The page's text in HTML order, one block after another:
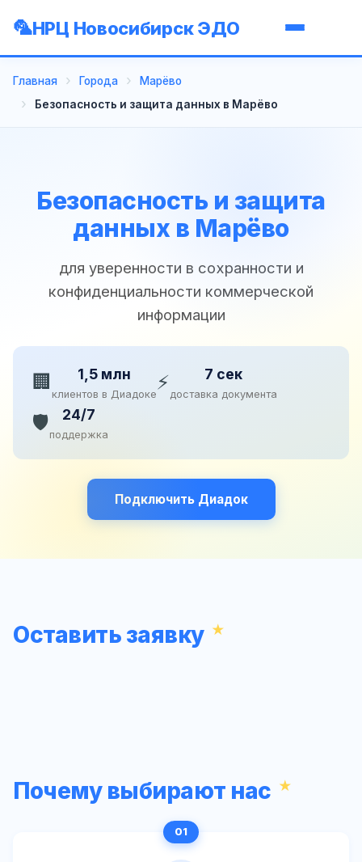
НРЦ Новосибирск ЭДО
Главная Города
Марёво
Безопасность и защита данных в Марёво
Безопасность и защита
данных в Марёво
для уверенности в сохранности и
конфиденциальности коммерческой
информации
🏢 1,5 млн
клиентов в Диадоке⚡ 7 сек
доставка документа
🛡️ 24/7
поддержка
Подключить Диадок
Оставить заявку
Почему выбирают нас